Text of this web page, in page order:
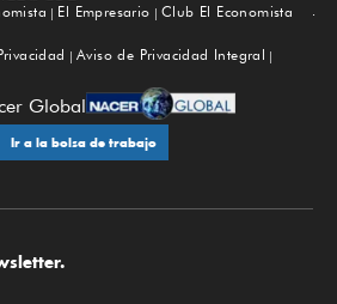
Subir
El Empresario
Club El Economista
Aviso de Privacidad Integral
Global
Ir a la bolsa de trabajo